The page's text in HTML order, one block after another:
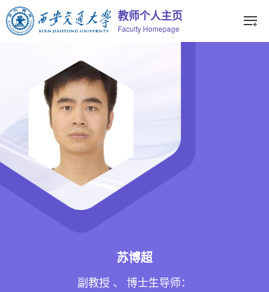
教师个人主页
Faculty Homepage
苏博超
副教授 、 博士生导师：